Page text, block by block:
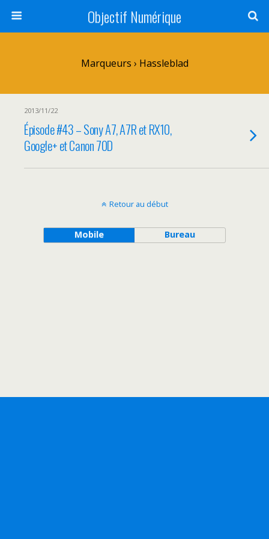
Objectif Numérique
Marqueurs › Hassleblad
2013/11/22
Épisode #43 – Sony A7, A7R et RX10,
Google+ et Canon 70D
Retour au début
Mobile Bureau